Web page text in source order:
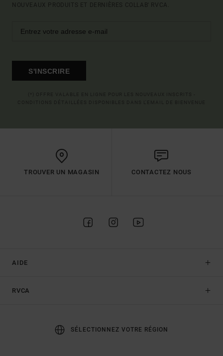
NOUVEAUX PRODUITS ET DERNIÈRES COLLAB' RVCA.
S'INSCRIRE
TROUVER UN MAGASIN CONTACTEZ NOUS
AIDE
RVCA
SÉLECTIONNEZ VOTRE RÉGION